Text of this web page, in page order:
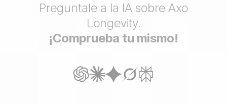
Preguntale a la IA sobre Axo
Longevity.
¡Comprueba tu mismo!